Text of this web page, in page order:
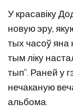
У красавіку
новую эру,
тых часоў яна
тым ліку
тып”. Раней у
нечаканую
альбома.